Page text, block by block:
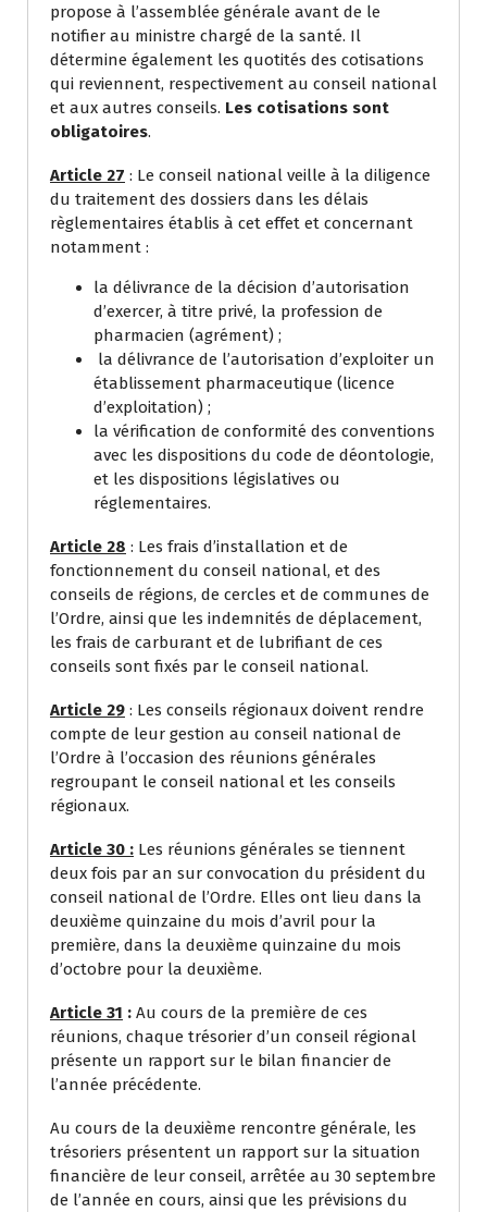
propose à l’assemblée générale avant de le
notifier au ministre chargé de la santé. Il
détermine également les quotités des cotisations
qui reviennent, respectivement au conseil national
et aux autres conseils. Les cotisations sont
obligatoires.
Article 27 : Le conseil national veille à la diligence
du traitement des dossiers dans les délais
règlementaires établis à cet effet et concernant
notamment :
la délivrance de la décision d’autorisation
d’exercer, à titre privé, la profession de
pharmacien (agrément) ;
la délivrance de l’autorisation d’exploiter un
établissement pharmaceutique (licence
d’exploitation) ;
la vérification de conformité des conventions
avec les dispositions du code de déontologie,
et les dispositions législatives ou
réglementaires.
Article 28 : Les frais d’installation et de
fonctionnement du conseil national, et des
conseils de régions, de cercles et de communes de
l’Ordre, ainsi que les indemnités de déplacement,
les frais de carburant et de lubrifiant de ces
conseils sont fixés par le conseil national.
Article 29 : Les conseils régionaux doivent rendre
compte de leur gestion au conseil national de
l’Ordre à l’occasion des réunions générales
regroupant le conseil national et les conseils
régionaux.
Article 30 : Les réunions générales se tiennent
deux fois par an sur convocation du président du
conseil national de l’Ordre. Elles ont lieu dans la
deuxième quinzaine du mois d’avril pour la
première, dans la deuxième quinzaine du mois
d’octobre pour la deuxième.
Article 31 : Au cours de la première de ces
réunions, chaque trésorier d’un conseil régional
présente un rapport sur le bilan financier de
l’année précédente.
Au cours de la deuxième rencontre générale, les
trésoriers présentent un rapport sur la situation
financière de leur conseil, arrêtée au 30 septembre
de l’année en cours, ainsi que les prévisions du